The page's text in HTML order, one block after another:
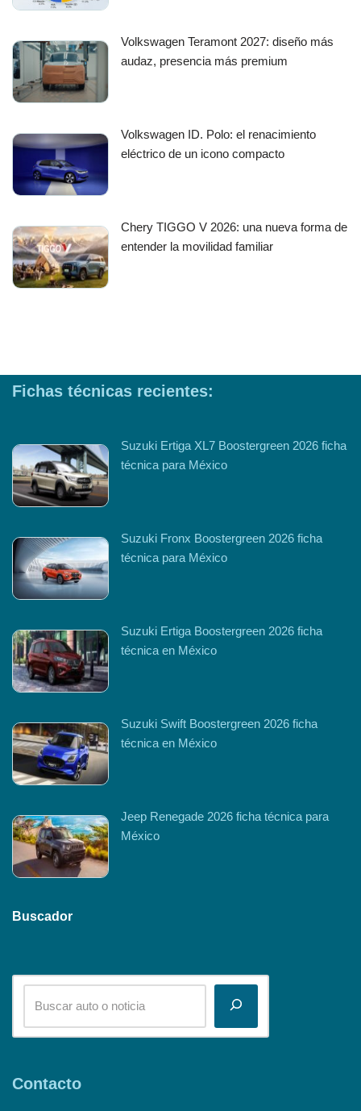
Volkswagen Teramont 2027: diseño más
audaz, presencia más premium
Volkswagen ID. Polo: el renacimiento
eléctrico de un icono compacto
Chery TIGGO V 2026: una nueva forma de
entender la movilidad familiar
Fichas técnicas recientes:
Suzuki Ertiga XL7 Boostergreen 2026 ficha
técnica para México
Suzuki Fronx Boostergreen 2026 ficha
técnica para México
Suzuki Ertiga Boostergreen 2026 ficha
técnica en México
Suzuki Swift Boostergreen 2026 ficha
técnica en México
Jeep Renegade 2026 ficha técnica para
México
Buscador
Contacto